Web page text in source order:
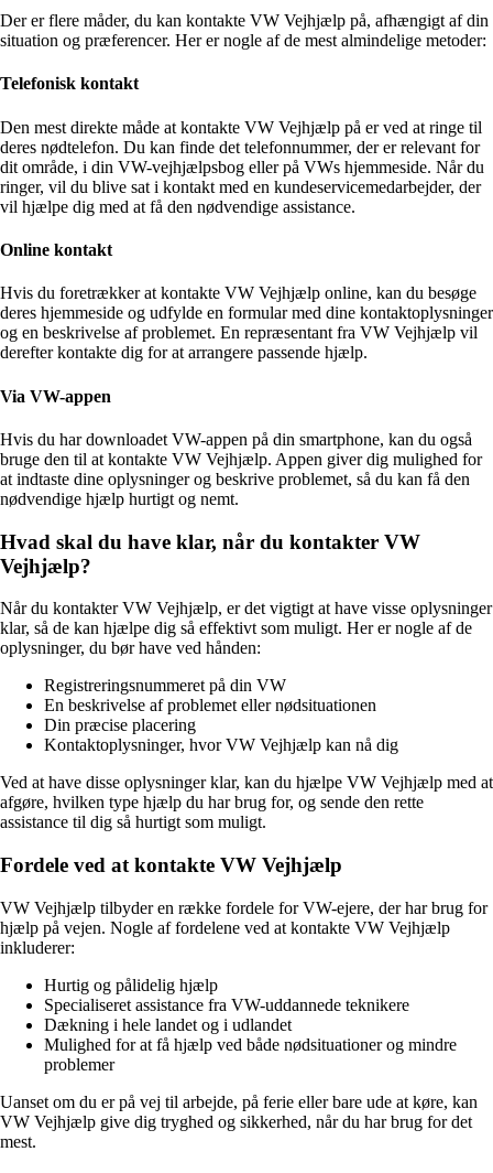
Der er flere måder, du kan kontakte VW Vejhjælp på, afhængigt af din
situation og præferencer. Her er nogle af de mest almindelige metoder:
Telefonisk kontakt
Den mest direkte måde at kontakte VW Vejhjælp på er ved at ringe til
deres nødtelefon. Du kan finde det telefonnummer, der er relevant for
dit område, i din VW-vejhjælpsbog eller på VWs hjemmeside. Når du
ringer, vil du blive sat i kontakt med en kundeservicemedarbejder, der
vil hjælpe dig med at få den nødvendige assistance.
Online kontakt
Hvis du foretrækker at kontakte VW Vejhjælp online, kan du besøge
deres hjemmeside og udfylde en formular med dine kontaktoplysninger
og en beskrivelse af problemet. En repræsentant fra VW Vejhjælp vil
derefter kontakte dig for at arrangere passende hjælp.
Via VW-appen
Hvis du har downloadet VW-appen på din smartphone, kan du også
bruge den til at kontakte VW Vejhjælp. Appen giver dig mulighed for
at indtaste dine oplysninger og beskrive problemet, så du kan få den
nødvendige hjælp hurtigt og nemt.
Hvad skal du have klar, når du kontakter VW
Vejhjælp?
Når du kontakter VW Vejhjælp, er det vigtigt at have visse oplysninger
klar, så de kan hjælpe dig så effektivt som muligt. Her er nogle af de
oplysninger, du bør have ved hånden:
Registreringsnummeret på din VW
En beskrivelse af problemet eller nødsituationen
Din præcise placering
Kontaktoplysninger, hvor VW Vejhjælp kan nå dig
Ved at have disse oplysninger klar, kan du hjælpe VW Vejhjælp med at
afgøre, hvilken type hjælp du har brug for, og sende den rette
assistance til dig så hurtigt som muligt.
Fordele ved at kontakte VW Vejhjælp
VW Vejhjælp tilbyder en række fordele for VW-ejere, der har brug for
hjælp på vejen. Nogle af fordelene ved at kontakte VW Vejhjælp
inkluderer:
Hurtig og pålidelig hjælp
Specialiseret assistance fra VW-uddannede teknikere
Dækning i hele landet og i udlandet
Mulighed for at få hjælp ved både nødsituationer og mindre
problemer
Uanset om du er på vej til arbejde, på ferie eller bare ude at køre, kan
VW Vejhjælp give dig tryghed og sikkerhed, når du har brug for det
mest.